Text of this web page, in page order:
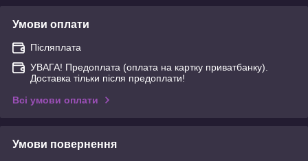
Умови оплати
Післяплата
УВАГА! Предоплата (оплата на картку приватбанку).
Доставка тільки після предоплати!
Всі умови оплати
Умови повернення